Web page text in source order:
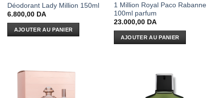
Déodorant Lady Million 150ml
6.800,00 DA
AJOUTER AU PANIER
1 Million Royal Paco Rabanne
100ml parfum
23.000,00 DA
AJOUTER AU PANIER